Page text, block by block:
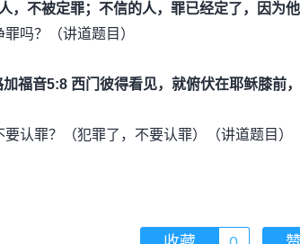
，不被定罪；不信的人，罪已经定了，因为
吗？（讲道题目）
加福音5:8 西门彼得看见，就俯伏在耶稣膝前
认罪？（犯罪了，不要认罪）（讲道题目）